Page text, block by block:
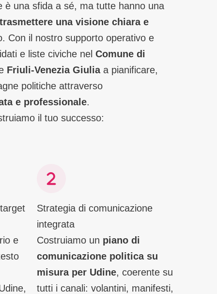
è una sfida a sé, ma tutte hanno una
trasmettere una visione chiara e
Con il nostro supporto operativo e
e liste civiche nel Comune di
Friuli-Venezia Giuliaa pianificare,
politiche attraverso
e professionale.
il tuo successo:
e
Strategia di comunicazione
integrata
Costruiamo un piano di
comunicazione politica su
misura per Udine, coerente su
tutti i canali: volantini, manifesti,